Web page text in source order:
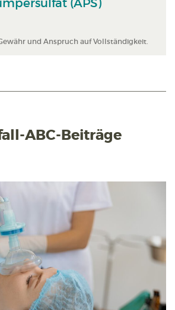
(APS)
und Anspruch auf Vollständigkeit.
ABC-Beiträge